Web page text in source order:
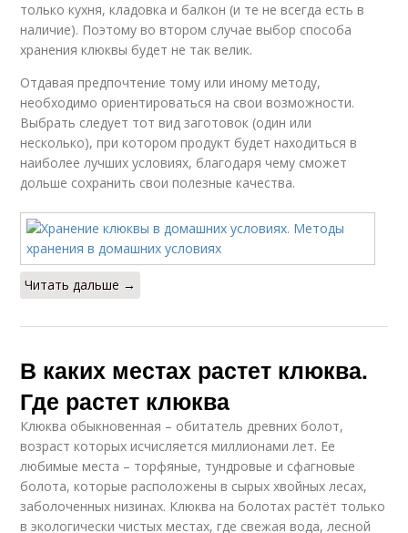
только кухня, кладовка и балкон (и те не всегда есть в
наличие). Поэтому во втором случае выбор способа
хранения клюквы будет не так велик.
Отдавая предпочтение тому или иному методу,
необходимо ориентироваться на свои возможности.
Выбрать следует тот вид заготовок (один или
несколько), при котором продукт будет находиться в
наиболее лучших условиях, благодаря чему сможет
дольше сохранить свои полезные качества.
Читать дальше →
В каких местах растет клюква.
Где растет клюква
Клюква обыкновенная – обитатель древних болот,
возраст которых исчисляется миллионами лет. Ее
любимые места – торфяные, тундровые и сфагновые
болота, которые расположены в сырых хвойных лесах,
заболоченных низинах. Клюква на болотах растёт только
в экологически чистых местах, где свежая вода, лесной